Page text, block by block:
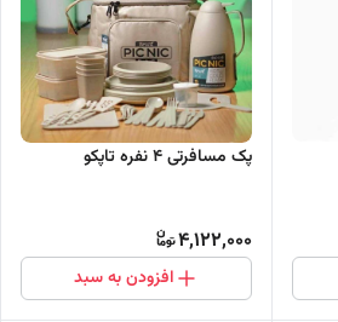
پک مسافرتی 4 نفره تاپکو
4,122,000
افزودن به سبد